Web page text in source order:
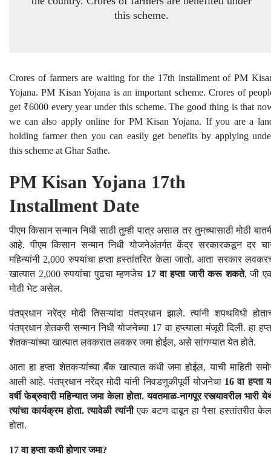
this scheme.
Crores of farmers are waiting for the 17th installment of PM
Yojana. PM Kisan Yojana is an important scheme. Crores of
get ₹6000 every year under this scheme. The good thing is that
we can also apply online for PM Kisan Yojana. If you are a
holding farmer then you can easily get benefits by applying
this scheme at Ghar Sathe.
PM Kisan Yojana 17th
Installment Date
पीएम किसान सन्मान निधी साठी तुम्ही पात्र असाल तर तुमच्यासाठी मोठी
आहे. पीएम किसान सन्मान निधी योजनेअंतर्गत केंद्र सरकारकडून दर
महिन्यांनी 2,000 रुपयांचा हप्ता हस्तांतरित केला जातो. आता सरकार
खात्यात 2,000 रुपयांचा पुढचा म्हणजेच 17 वा हप्ता जारी करू शकते, जी
मोठी भेट असेल.
पंतप्रधान नरेंद्र मोदी तिसऱ्यांदा पंतप्रधान झाले. त्यांनी शपथविधी
पंतप्रधान शेतकरी सन्मान निधी योजनेच्या 17 वा हप्त्याला मंजूरी दिली. हा
शेतकऱ्यांच्या खात्यात लवकरात लवकर जमा होईल, असे सांगण्यात येत होते.
आता हा हप्ता शेतकऱ्यांच्या बँक खात्यात कधी जमा होईल, याची माहिती
आली आहे. पंतप्रधान नरेंद्र मोदी यांनी निवडणुकीपूर्वी योजनेचा 16 वा हप्ता
वर्षी फेब्रुवारी महिन्यात जमा केला होता. यवतमाळ-नागपूर रस्त्यावरील भारी
त्यांचा कार्यक्रम होता. त्यावेळी त्यांनीएक बटण दाबून हा पैसा हस्तांतरीत
होता.
17 वा हप्ता कधी होणार जमा?